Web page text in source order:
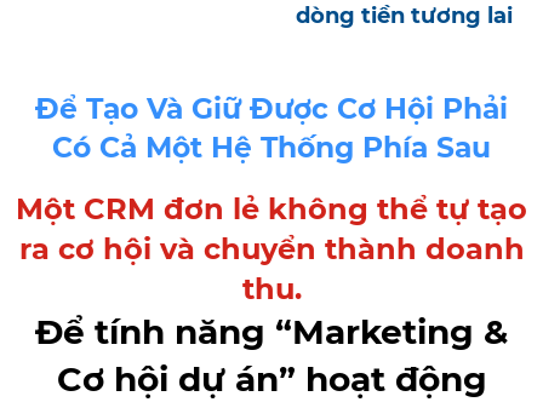
dòng tiền tương lai
Để Tạo Và Giữ Được Cơ Hội Phải
Có Cả Một Hệ Thống Phía Sau
Một CRM đơn lẻ không thể tự tạo
ra cơ hội và chuyển thành doanh
thu.
Để tính năng “Marketing &
Cơ hội dự án” hoạt động